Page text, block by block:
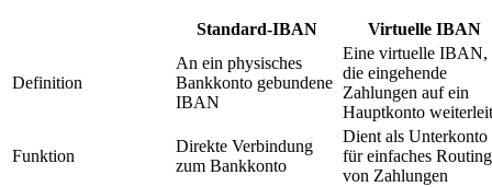
Standard-IBAN Virtuelle IBAN
Definition
An ein physisches
Bankkonto gebundene
IBAN
Eine virtuelle IBAN,
die eingehende
Zahlungen auf ein
Hauptkonto
Funktion
Direkte Verbindung
zum Bankkonto
Dient als Unterkonto
für einfaches Routing
von Zahlungen